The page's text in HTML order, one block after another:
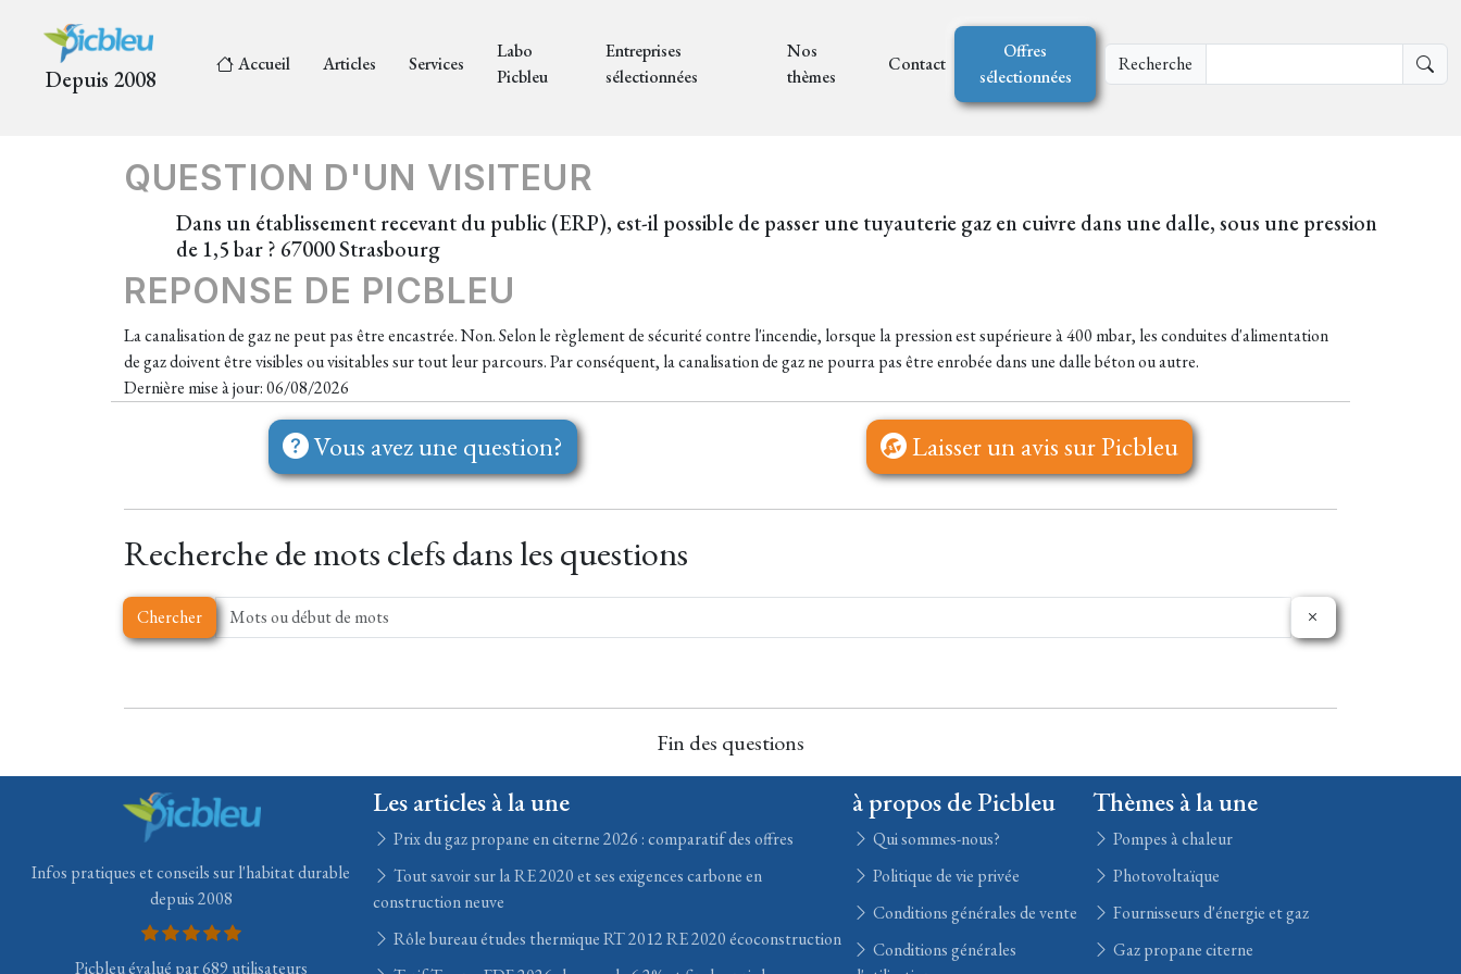
Depuis 2008
Accueil Articles Services
Labo
Picbleu
Entreprises
sélectionnées
Nos
thèmes
Contact
Offres
sélectionnées
Recherche
QUESTION D'UN VISITEUR
Dans un établissement recevant du public (ERP), est-il possible de passer une tuyauterie gaz en cuivre dans une dalle, sous une pression
de 1,5 bar ? 67000 Strasbourg
REPONSE DE PICBLEU
La canalisation de gaz ne peut pas être encastrée. Non. Selon le règlement de sécurité contre l'incendie, lorsque la pression est supérieure à 400 mbar, les conduites d'alimentation
de gaz doivent être visibles ou visitables sur tout leur parcours. Par conséquent, la canalisation de gaz ne pourra pas être enrobée dans une dalle béton ou autre.
Dernière mise à jour: 06/08/2026
Vous avez une question? Laisser un avis sur Picbleu
Recherche de mots clefs dans les questions
Chercher
Fin des questions
Infos pratiques et conseils sur l'habitat durable
depuis 2008
Picbleu évalué par 689 utilisateurs
Les articles à la une
Prix du gaz propane en citerne 2026 : comparatif des offres
Tout savoir sur la RE 2020 et ses exigences carbone en
construction neuve
Rôle bureau études thermique RT 2012 RE 2020 écoconstruction
à propos de Picbleu
Qui sommes-nous?
Politique de vie privée
Conditions générales de vente
Conditions générales
Thèmes à la une
Pompes à chaleur
Photovoltaïque
Fournisseurs d'énergie et gaz
Gaz propane citerne